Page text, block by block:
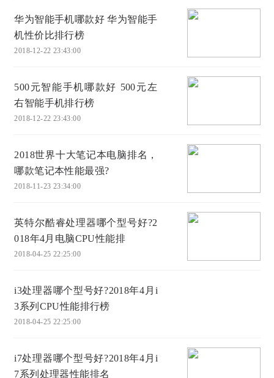
华为智能手机哪款好 华为智能手
机性价比排行榜
2018-12-22 23:43:00
500元智能手机哪款好 500元左
右智能手机排行榜
2018-12-22 23:43:00
2018世界十大笔记本电脑排名，
哪款笔记本性能最强?
2018-11-23 23:34:00
英特尔酷睿处理器哪个型号好?2
018年4月电脑CPU性能排
2018-04-25 22:25:00
i3处理器哪个型号好?2018年4月i
3系列CPU性能排行榜
2018-04-25 22:25:00
i7处理器哪个型号好?2018年4月i
7系列处理器性能排名